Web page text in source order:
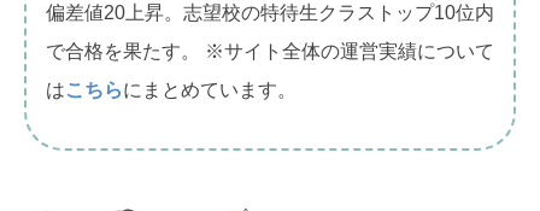
偏差値20上昇。志望校の特待生クラストップ10位内
で合格を果たす。 ※サイト全体の運営実績について
はこちらにまとめています。